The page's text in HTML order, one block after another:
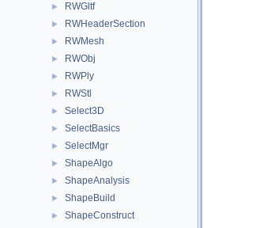
► RWGltf
► RWHeaderSection
► RWMesh
► RWObj
► RWPly
► RWStl
► Select3D
► SelectBasics
► SelectMgr
► ShapeAlgo
► ShapeAnalysis
► ShapeBuild
►
ShapeConstruct